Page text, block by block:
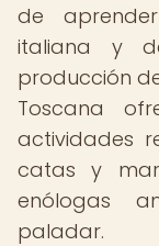
de
italiana y
producción
Toscana
actividades
catas y
enólogas
paladar.